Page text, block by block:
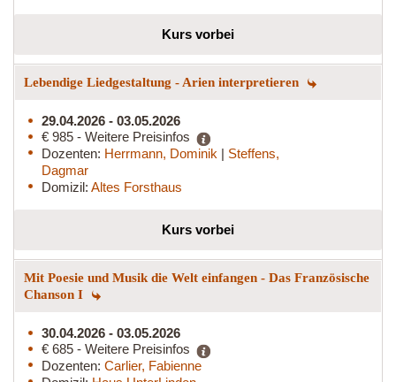
Kurs vorbei
Lebendige Liedgestaltung - Arien interpretieren
29.04.2026 - 03.05.2026
€ 985 - Weitere Preisinfos
Dozenten: Herrmann, Dominik | Steffens,
Dagmar
Domizil: Altes Forsthaus
Kurs vorbei
Mit Poesie und Musik die Welt einfangen - Das Französische
Chanson I
30.04.2026 - 03.05.2026
€ 685 - Weitere Preisinfos
Dozenten: Carlier, Fabienne